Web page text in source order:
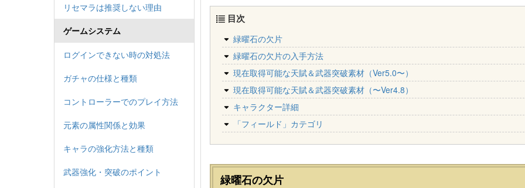
リセマラは推奨しない理由
ゲームシステム
ログインできない時の対処法
ガチャの仕様と種類
コントローラーでのプレイ方法
元素の属性関係と効果
キャラの強化方法と種類
武器強化・突破のポイント
目次
緑曜石の欠片
緑曜石の欠片の入手方法
現在取得可能な天賦＆武器突破素材（Ver5.0〜）
現在取得可能な天賦＆武器突破素材（〜Ver4.8）
キャラクター詳細
「フィールド」カテゴリ
緑曜石の欠片